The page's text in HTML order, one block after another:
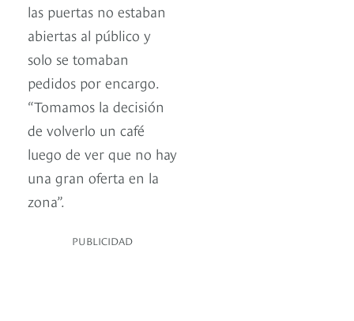
las puertas no estaban
abiertas al público y
solo se tomaban
pedidos por encargo.
“Tomamos la decisión
de volverlo un café
luego de ver que no hay
una gran oferta en la
zona”.
PUBLICIDAD